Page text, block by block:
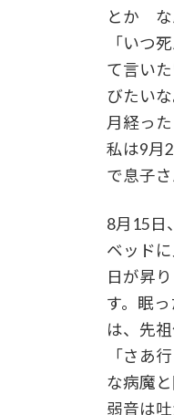
とか な
「いつ
て言い
びたい
月経っ
私は9月
で息子
8月15日
ベッド
日が昇
す。眠
は、先
「さあ
な病魔
弱音は